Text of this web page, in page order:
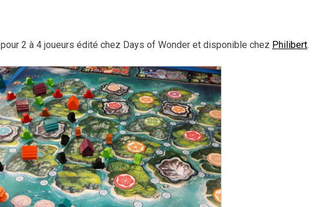
pour 2 à 4 joueurs édité chez Days of Wonder et disponible chez Philibert.